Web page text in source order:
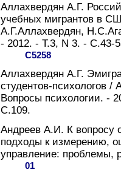
Аллахвердян А.Г.
учебных мигрантов в
А.Г.Аллахвердян,
- 2012. - Т.3, N 3. - С.43-
С5258
Аллахвердян А.Г.
студентов-психологов
Вопросы психологии. -
С.109.
Андреев А.И. К вопросу
подходы к измерению,
управление: проблемы,
01